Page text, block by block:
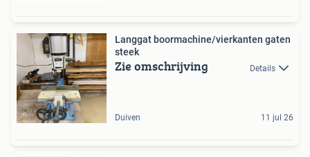
Langgat boormachine/vierkanten gaten
steek
Zie omschrijving Details
Duiven 11 jul 26